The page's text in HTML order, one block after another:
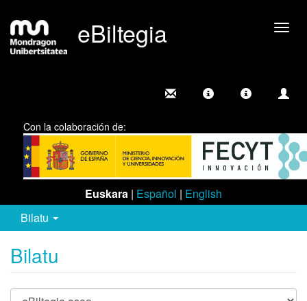
eBiltegia
Con la colaboración de:
Euskara | Español | English
Bilatu
Bilatu